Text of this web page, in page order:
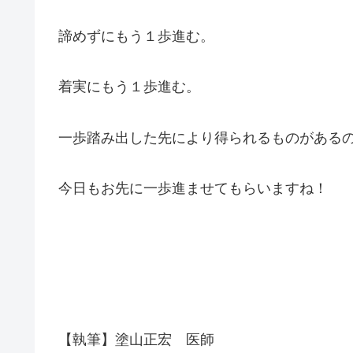
諦めずにもう１歩進む。
着実にもう１歩進む。
一歩踏み出した先により得られるものがある
今日もお先に一歩進ませてもらいますね！
【執筆】塗山正宏 医師